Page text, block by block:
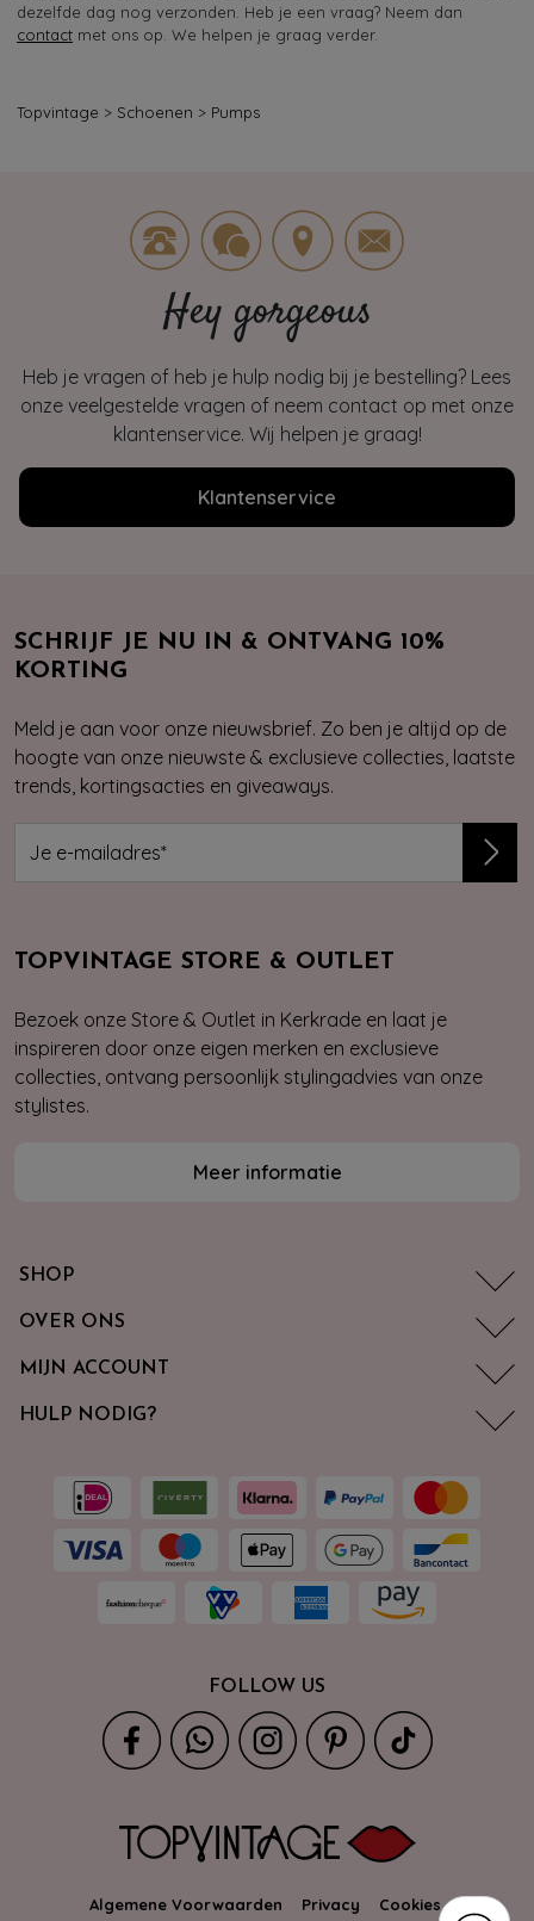
dezelfde dag nog verzonden. Heb je een vraag? Neem dan
contact met ons op. We helpen je graag verder.
Topvintage > Schoenen > Pumps
Hey gorgeous
Heb je vragen of heb je hulp nodig bij je bestelling? Lees
onze veelgestelde vragen of neem contact op met onze
klantenservice. Wij helpen je graag!
Klantenservice
SCHRIJF JE NU IN & ONTVANG 10%
KORTING
Meld je aan voor onze nieuwsbrief. Zo ben je altijd op de
hoogte van onze nieuwste & exclusieve collecties, laatste
trends, kortingsacties en giveaways.
TOPVINTAGE STORE & OUTLET
Bezoek onze Store & Outlet in Kerkrade en laat je
inspireren door onze eigen merken en exclusieve
collecties, ontvang persoonlijk stylingadvies van onze
stylistes.
Meer informatie
SHOP
OVER ONS
MIJN ACCOUNT
HULP NODIG?
FOLLOW US
Algemene Voorwaarden Privacy Cookies